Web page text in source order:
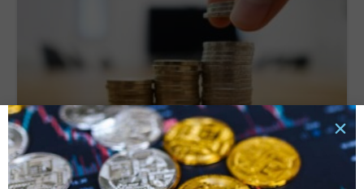
Tassi di interesse e rata del prestito: quali sono le